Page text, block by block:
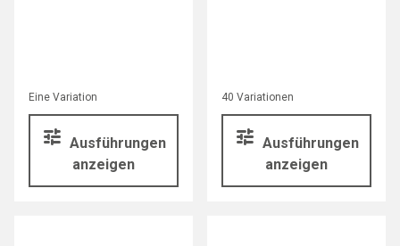
Eine Variation
Ausführungen
anzeigen
40 Variationen
Ausführungen
anzeigen